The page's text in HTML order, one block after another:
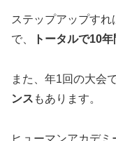
ステップアップす
で、
トータルで10年
また、年1回の大会で
ンス もあります。
ヒューマンアカデ